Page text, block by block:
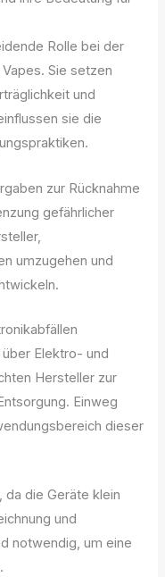
Rolle bei der
Sie setzen
und
sie die
zur Rücknahme
gefährlicher
umzugehen und
Elektro- und
Hersteller zur
Einweg
dieser
die Geräte klein
und
notwendig, um eine